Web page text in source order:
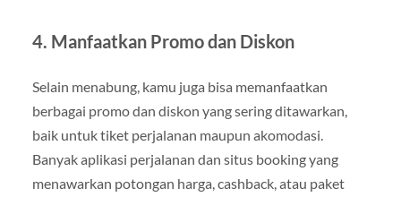
4. Manfaatkan Promo dan Diskon
Selain menabung, kamu juga bisa memanfaatkan
berbagai promo dan diskon yang sering ditawarkan,
baik untuk tiket perjalanan maupun akomodasi.
Banyak aplikasi perjalanan dan situs booking yang
menawarkan potongan harga, cashback, atau paket